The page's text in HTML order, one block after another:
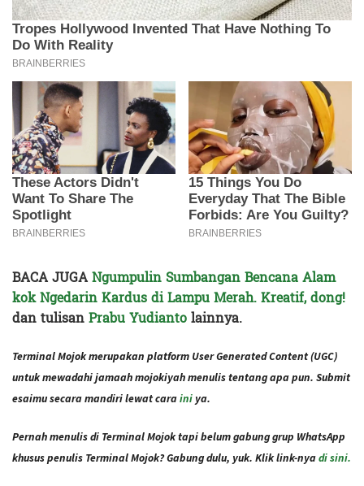
BACA JUGANgumpulin Sumbangan Bencana Alam
kok Ngedarin Kardus di Lampu Merah. Kreatif, dong!
dan tulisanPrabu Yudiantolainnya.
Terminal Mojok merupakan platform User Generated Content (UGC)
untuk mewadahi jamaah mojokiyah menulis tentang apa pun. Submit
esaimu secara mandiri lewat caraini ya.
Pernah menulis di Terminal Mojok tapi belum gabung grup WhatsApp
khusus penulis Terminal Mojok? Gabung dulu, yuk. Klik link-nyadi sini.